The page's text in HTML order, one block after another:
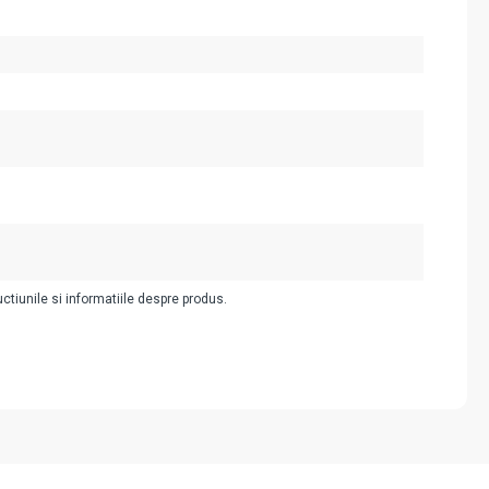
si informatiile despre produs.